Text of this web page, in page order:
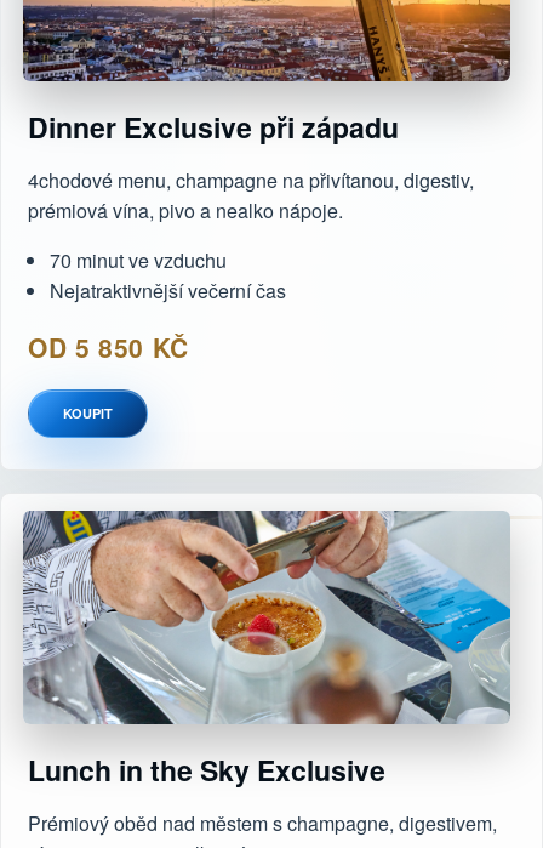
Dinner Exclusive při západu
4chodové menu, champagne na přivítanou, digestiv,
prémiová vína, pivo a nealko nápoje.
70 minut ve vzduchu
Nejatraktivnější večerní čas
OD 5 850 KČ
KOUPIT
Lunch in the Sky Exclusive
Prémiový oběd nad městem s champagne, digestivem,